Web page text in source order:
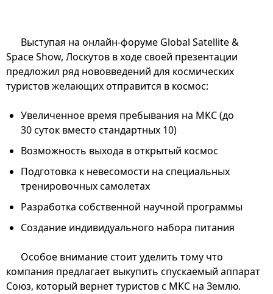
Выступая на онлайн-форуме Global Satellite &
Space Show, Лоскутов в ходе своей презентации
предложил ряд нововведений для космических
туристов желающих отправится в космос:
Увеличенное время пребывания на МКС (до
30 суток вместо стандартных 10)
Возможность выхода в открытый космос
Подготовка к невесомости на специальных
тренировочных самолетах
Разработка собственной научной программы
Создание индивидуального набора питания
Особое внимание стоит уделить тому что
компания предлагает выкупить спускаемый аппарат
Союз, который вернет туристов с МКС на Землю.